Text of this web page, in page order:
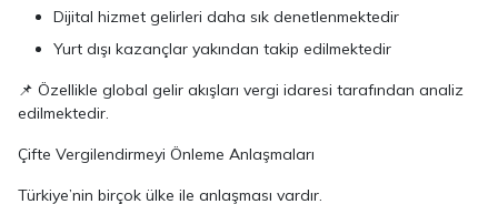
Dijital hizmet gelirleri daha sık denetlenmektedir
Yurt dışı kazançlar yakından takip edilmektedir
📌 Özellikle global gelir akışları vergi idaresi tarafından analiz
edilmektedir.
Çifte Vergilendirmeyi Önleme Anlaşmaları
Türkiye’nin birçok ülke ile anlaşması vardır.